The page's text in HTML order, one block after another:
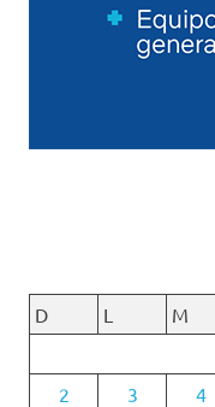
D
L M
2
3 4